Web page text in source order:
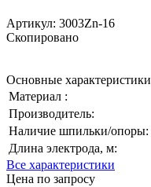
Артикул: 3003Zn-16
Скопировано
Основные характеристики
Материал :
Производитель:
Наличие шпильки/опоры:
Длина электрода, м:
Все характеристики
Цена по запросу